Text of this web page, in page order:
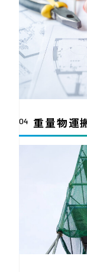
04 重量物運